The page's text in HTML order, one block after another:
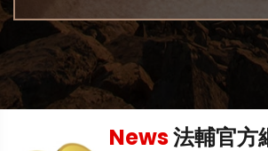
News法輔官方